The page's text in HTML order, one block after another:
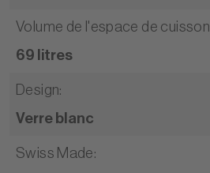
Volume de l'espace de cuisson
69 litres
Design:
Verre blanc
Swiss Made: